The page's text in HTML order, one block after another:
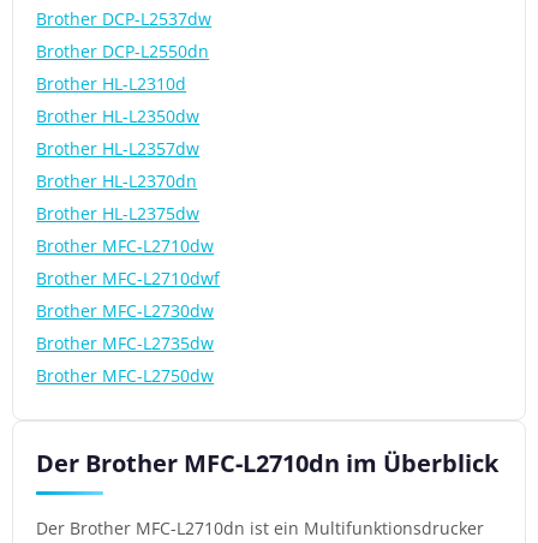
Brother DCP-L2537dw
Brother DCP-L2550dn
Brother HL-L2310d
Brother HL-L2350dw
Brother HL-L2357dw
Brother HL-L2370dn
Brother HL-L2375dw
Brother MFC-L2710dw
Brother MFC-L2710dwf
Brother MFC-L2730dw
Brother MFC-L2735dw
Brother MFC-L2750dw
Der Brother MFC-L2710dn im Überblick
Der Brother MFC-L2710dn ist ein Multifunktionsdrucker